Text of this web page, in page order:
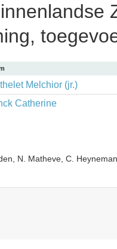
Melchior (jr.)
Catherine
N. Matheve, C.